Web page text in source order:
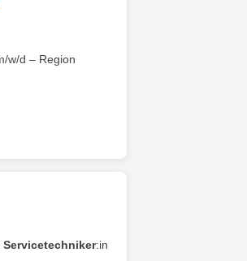
w/d – Region
Servicetechniker:in